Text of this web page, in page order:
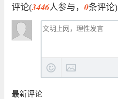
评论(3446人参与， 0条评论)
最新评论